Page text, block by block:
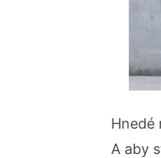
Hnedé
A aby